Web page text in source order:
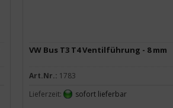
VW Bus T3 T4 Ventilführung - 8 mm
Art.Nr.: 1783
Lieferzeit:
sofort lieferbar